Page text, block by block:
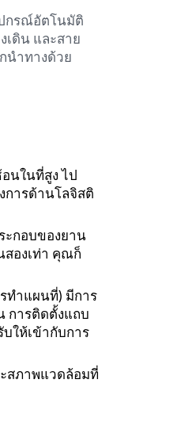
กรณ์อัตโนมัติ
เดิน และสาย
นำทางด้วย
นในที่สูง ไป
การด้านโลจิสติ
ะกอบของยาน
สองเท่า คุณก็
ทำแผนที่) มีการ
การติดตั้งแถบ
ให้เข้ากับการ
สภาพแวดล้อมที่